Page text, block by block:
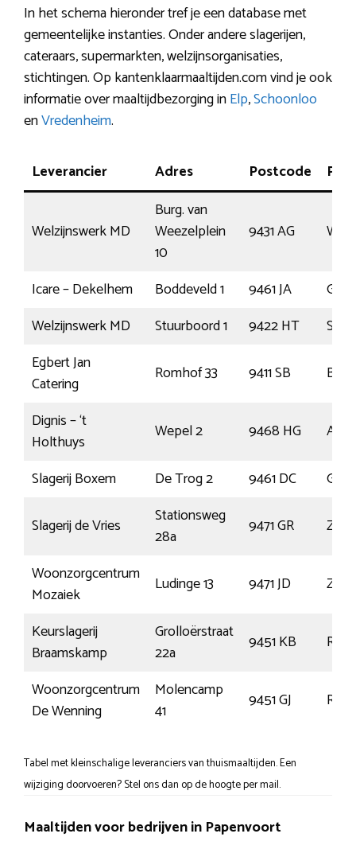
In het schema hieronder tref je een database met
gemeentelijke instanties. Onder andere slagerijen,
cateraars, supermarkten, welzijnsorganisaties,
stichtingen. Op kantenklaarmaaltijden.com vind je ook
informatie over maaltijdbezorging inElp,Schoonloo
enVredenheim.
Leverancier Adres Postcode
Welzijnswerk MD
Burg. van
Weezelplein
10
9431 AG
Icare – Dekelhem Boddeveld 1 9461 JA
Welzijnswerk MD
Stuurboord 1 9422 HT
Egbert Jan
Catering
Romhof 33 9411 SB
Dignis – ‘t
Holthuys
Wepel 2 9468 HG
Slagerij Boxem
De Trog 2 9461 DC
Slagerij de Vries
Stationsweg
28a
9471 GR
Woonzorgcentrum
Mozaiek
Ludinge 13 9471 JD
Keurslagerij
Braamskamp
Grolloërstraat
22a
9451 KB
Woonzorgcentrum
De Wenning
Molencamp
41
9451 GJ
Tabel met kleinschalige leveranciers van thuismaaltijden. Een
wijziging doorvoeren? Stel ons dan op de hoogte per mail.
Maaltijden voor bedrijven in Papenvoort